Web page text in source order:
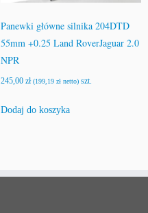
Panewki główne silnika 204DTD
55mm +0.25 Land RoverJaguar 2.0
NPR
245,00 zł (199,19 złnetto)szt.
Dodaj do koszyka